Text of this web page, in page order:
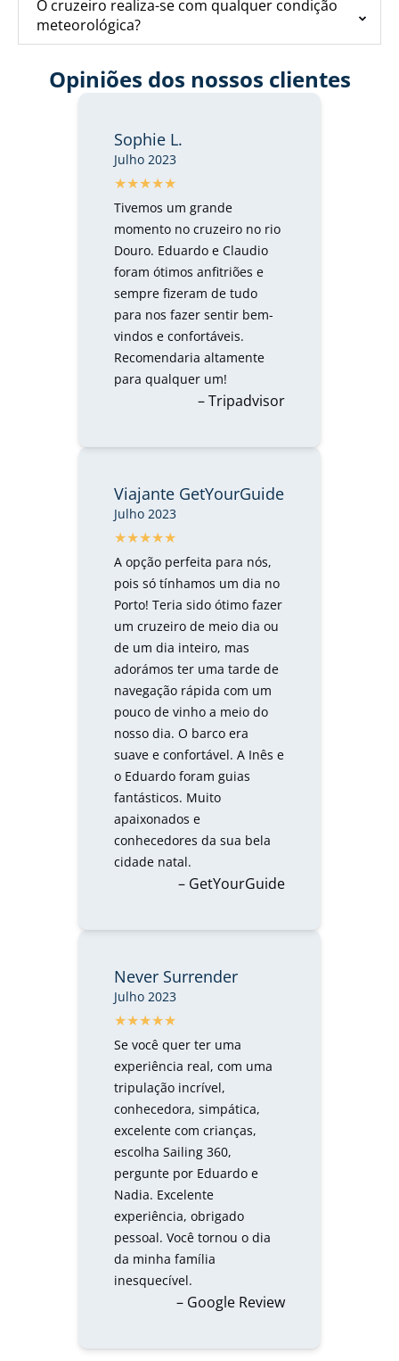
O cruzeiro realiza-se com qualquer condição
meteorológica?
Opiniões dos nossos clientes
Sophie L.
Julho 2023
Tivemos um grande
momento no cruzeiro no rio
Douro. Eduardo e Claudio
foram ótimos anfitriões e
sempre fizeram de tudo
para nos fazer sentir bem-
vindos e confortáveis.
Recomendaria altamente
para qualquer um!
– Tripadvisor
Viajante GetYourGuide
Julho 2023
A opção perfeita para nós,
pois só tínhamos um dia no
Porto! Teria sido ótimo fazer
um cruzeiro de meio dia ou
de um dia inteiro, mas
adorámos ter uma tarde de
navegação rápida com um
pouco de vinho a meio do
nosso dia. O barco era
suave e confortável. A Inês e
o Eduardo foram guias
fantásticos. Muito
apaixonados e
conhecedores da sua bela
cidade natal.
– GetYourGuide
Never Surrender
Julho 2023
Se você quer ter uma
experiência real, com uma
tripulação incrível,
conhecedora, simpática,
excelente com crianças,
escolha Sailing 360,
pergunte por Eduardo e
Nadia. Excelente
experiência, obrigado
pessoal. Você tornou o dia
da minha família
inesquecível.
– Google Review